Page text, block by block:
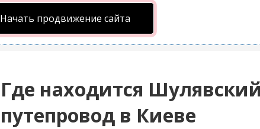
Начать продвижение сайта
Где находится Шулявский
путепровод в Киеве